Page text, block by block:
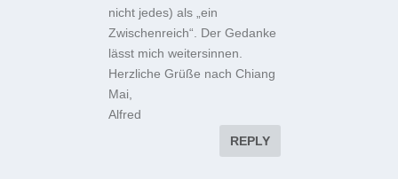
nicht jedes) als „ein
Zwischenreich“. Der Gedanke
lässt mich weitersinnen.
Herzliche Grüße nach Chiang
Mai,
Alfred
REPLY